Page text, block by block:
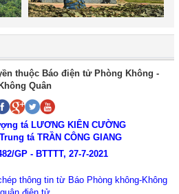
thuộc Báo điện tử Phòng Không -
Không Quân
tá LƯƠNG KIÊN CƯỜNG
Trung tá TRẦN CÔNG GIANG
GP - BTTTT, 27-7-2021
thông tin từ Báo Phòng không-Không